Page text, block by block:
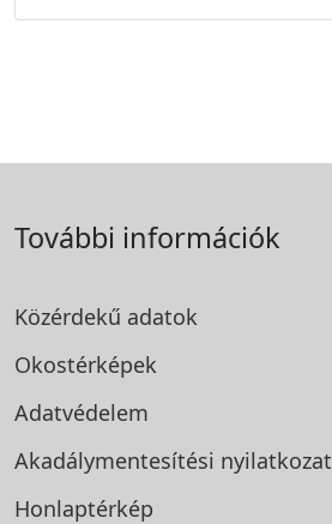
További információk
Közérdekű adatok
Okostérképek
Adatvédelem
Akadálymentesítési nyilatkozat
Honlaptérkép